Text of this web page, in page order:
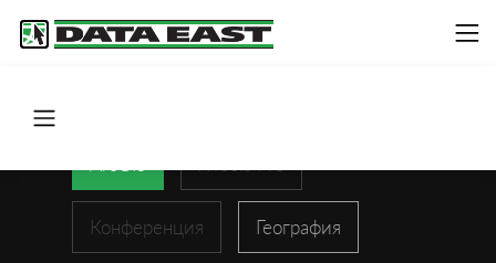
Конференция География